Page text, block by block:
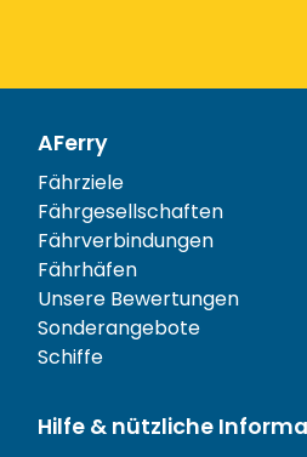
AFerry
Fährziele
Fährgesellschaften
Fährverbindungen
Fährhäfen
Unsere Bewertungen
Sonderangebote
Schiffe
Hilfe & nützliche